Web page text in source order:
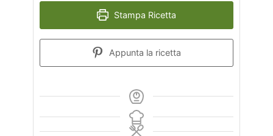
Stampa Ricetta
Appunta la ricetta